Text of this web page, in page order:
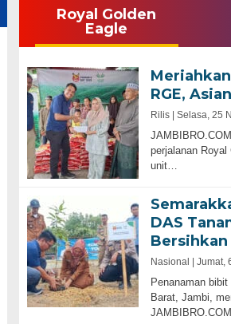
Royal Golden
Eagle
RGE,
Rilis | Selasa, 25
perjalanan Royal
unit…
DAS
Nasional | Jumat,
Penanaman
Barat, Jambi,